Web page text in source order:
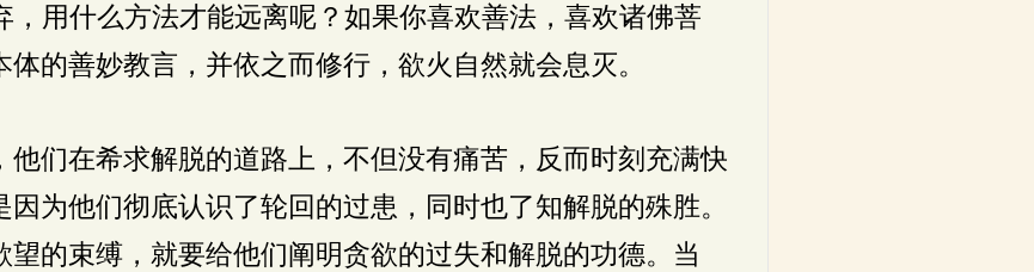
用什么方法才能远离呢？如果你喜欢善法，喜欢诸佛菩
的善妙教言，并依之而修行，欲火自然就会息灭。
他们在希求解脱的道路上，不但没有痛苦，反而时刻充满快
为他们彻底认识了轮回的过患，同时也了知解脱的殊胜。
望的束缚，就要给他们阐明贪欲的过失和解脱的功德。当